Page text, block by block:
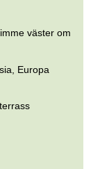
väster om
Europa